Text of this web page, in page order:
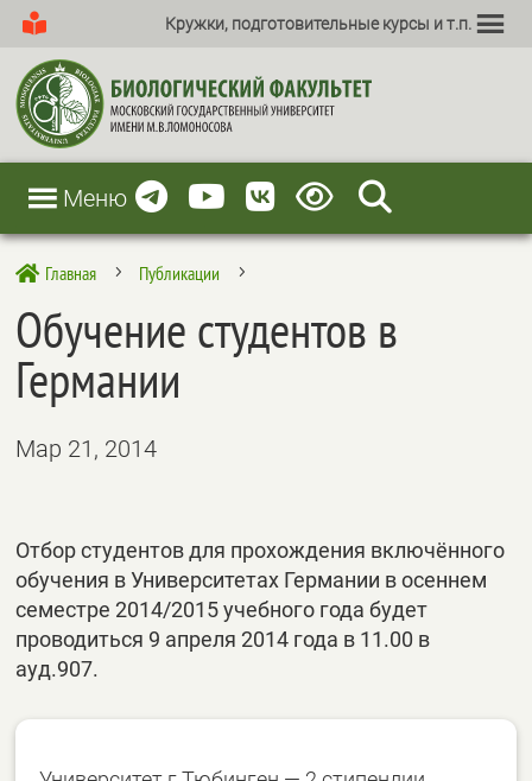
Кружки, подготовительные курсы и т.п.
Меню
 Главная 5 Публикации 5
Обучение студентов в
Германии
Мар 21, 2014
Отбор студентов для прохождения включённого
обучения в Университетах Германии в осеннем
семестре 2014/2015 учебного года будет
проводиться 9 апреля 2014 года в 11.00 в
ауд.907.